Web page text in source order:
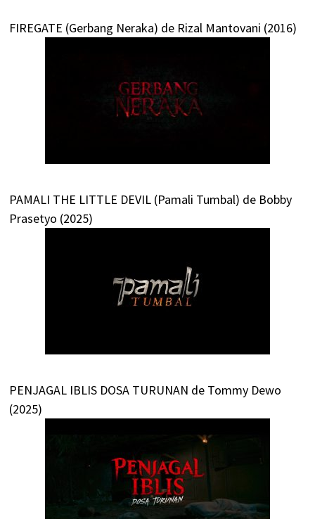
FIREGATE (Gerbang Neraka) de Rizal Mantovani (2016)
PAMALI THE LITTLE DEVIL (Pamali Tumbal) de Bobby
Prasetyo (2025)
PENJAGAL IBLIS DOSA TURUNAN de Tommy Dewo
(2025)